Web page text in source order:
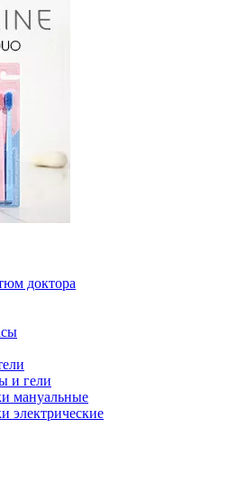
доктора
и гели
мануальные
электрические